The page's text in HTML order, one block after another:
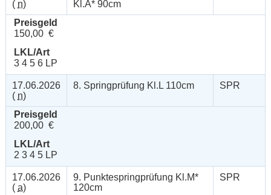
( n)
Kl.A* 90cm
Preisgeld
150,00 €
LKL/Art
3 4 5 6 LP
17.06.2026
( n)
8. Springprüfung Kl.L 110cm SPR
Preisgeld
200,00 €
LKL/Art
2 3 4 5 LP
17.06.2026
( a)
9. Punktespringprüfung Kl.M*
120cm
SPR